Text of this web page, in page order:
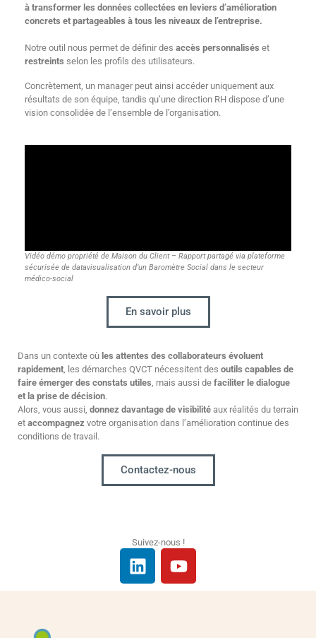
à transformer les données collectées en leviers d’amélioration
concrets et partageables à tous les niveaux de l’entreprise.
Notre outil nous permet de définir des accès personnalisés et
restreints selon les profils des utilisateurs.
Concrètement, un manager peut ainsi accéder uniquement aux
résultats de son équipe, tandis qu’une direction RH dispose d’une
vision consolidée de l’ensemble de l’organisation.
Vidéo démo propriété de Maison du Client – Rapport partagé via plateforme
sécurisée de datavisualisation d’un Baromètre Social dans le secteur
médico-social
En savoir plus
Dans un contexte où les attentes des collaborateurs évoluent
rapidement, les démarches QVCT nécessitent des outils capables de
faire émerger des constats utiles, mais aussi de faciliter le dialogue
et la prise de décision.
Alors, vous aussi, donnez davantage de visibilité aux réalités du terrain
et accompagnez votre organisation dans l’amélioration continue des
conditions de travail.
Contactez-nous
Suivez-nous !